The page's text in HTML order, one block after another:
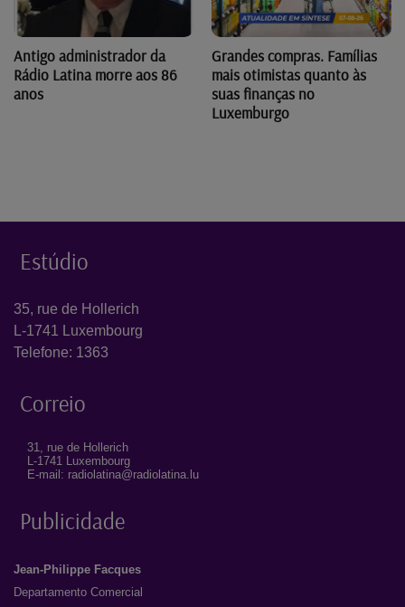
Antigo administrador da
Rádio Latina morre aos 86
anos
Grandes compras. Famílias
mais otimistas quanto às
suas finanças no
Luxemburgo
Estúdio
35, rue de Hollerich
L-1741 Luxembourg
Telefone: 1363
Correio
31, rue de Hollerich
L-1741 Luxembourg
E-mail: radiolatina@radiolatina.lu
Publicidade
Jean-Philippe Facques
Departamento Comercial